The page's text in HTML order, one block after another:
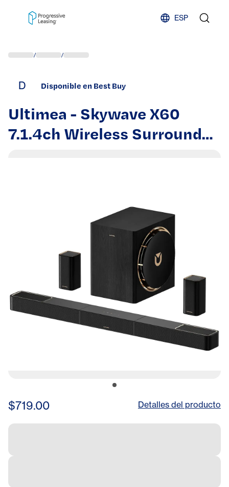
ESP
/ /
D Disponible en Best Buy
Ultimea - Skywave X60
7.1.4ch Wireless Surround
$719.00 Detalles del producto